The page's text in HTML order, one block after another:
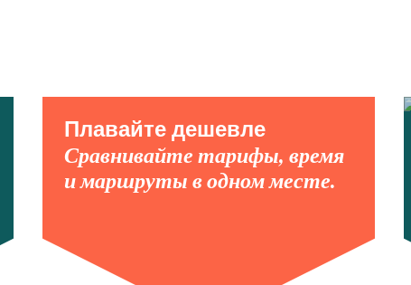
Плавайте дешевле
Сравнивайте тарифы, время
и маршруты в одном месте.